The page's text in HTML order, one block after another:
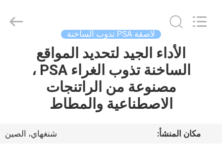
Adhesive
Products
لاصقة PSA تذوب الساخنة
الأداء الجيد لتحديد المواقع
الساخنة تذوب الغراء PSA ،
مصنوعة من الراتنجات
الاصطناعية والمطاط
مكان المنشأ:
شنغهاي، الصين